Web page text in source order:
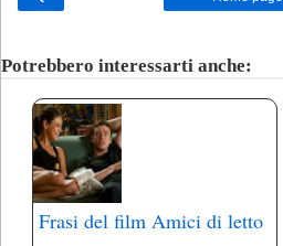
Potrebbero interessarti anche:
Frasi del film Amici di letto